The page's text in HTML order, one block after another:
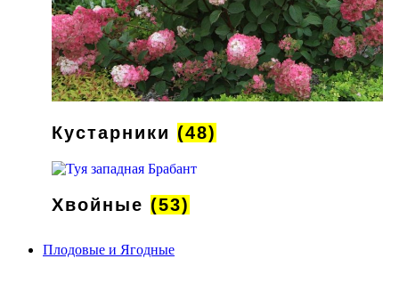
Кустарники (48)
Хвойные (53)
Плодовые и Ягодные